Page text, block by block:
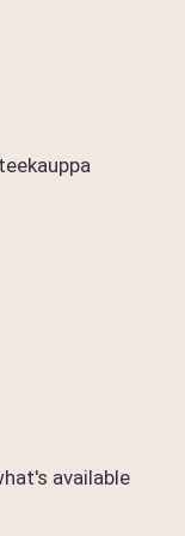
available